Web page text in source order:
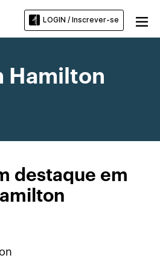
LOGIN / Inscrever-se
Hamilton
destaque em